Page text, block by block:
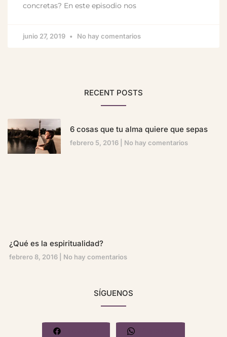
concretas? En este episodio nos
junio 27, 2019 No hay comentarios
RECENT POSTS
6 cosas que tu alma quiere que sepas
febrero 5, 2016 No hay comentarios
¿Qué es la espiritualidad?
febrero 8, 2016 No hay comentarios
SÍGUENOS